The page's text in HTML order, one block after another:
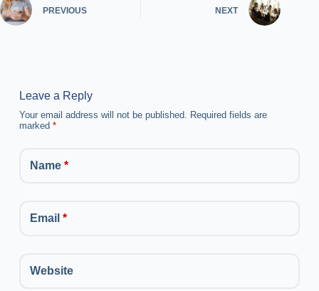
PREVIOUS NEXT
Leave a Reply
Your email address will not be published. Required fields are
marked *
Name*
Email *
Website